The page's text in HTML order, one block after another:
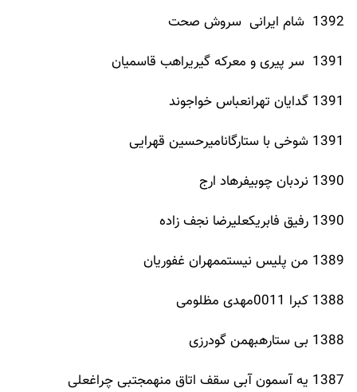
1392 شام ایرانی سروش صحت
1391 سر پیری و معرکه گیریراهب قاسمیان
1391 گدایان تهرانعباس خواجوند
1391 شوخی با ستارگانامیرحسین قهرایی
1390 نردبان چوبیفرهاد ارج
1390 رفیق فابریکعلیرضا نجف زاده
1389 من پلیس نیستممهران غفوریان
1388 کبرا 0011مهدی مظلومی
1388 بی ستارهبهمن گودرزی
1387 یه آسمون آبی سقف اتاق منهمجتبی چراغعلی